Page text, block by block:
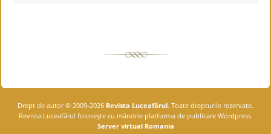
Drept de autor © 2009-2026 Revista Luceafărul. Toate drepturile rezervate.
Revista Luceafărul foloseşte cu mândrie platforma de publicare Wordpress.
Server virtual Romania